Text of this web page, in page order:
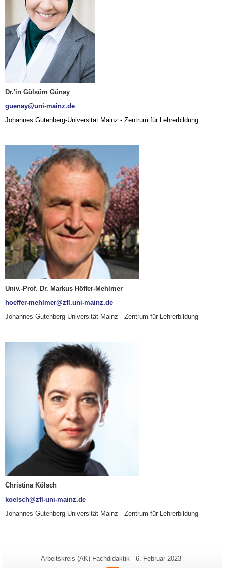
Dr.'in Gülsüm Günay
guenay@uni-mainz.de
Johannes Gutenberg-Universität Mainz - Zentrum für Lehrerbildung
Univ.-Prof. Dr. Markus Höffer-Mehlmer
hoeffer-mehlmer@zfl.uni-mainz.de
Johannes Gutenberg-Universität Mainz - Zentrum für Lehrerbildung
Christina Kölsch
koelsch@zfl-uni-mainz.de
Johannes Gutenberg-Universität Mainz - Zentrum für Lehrerbildung
Zusätzliche
Seiten-
Arbeitskreis (AK) Fachdidaktik
Letzte
6. Februar 2023